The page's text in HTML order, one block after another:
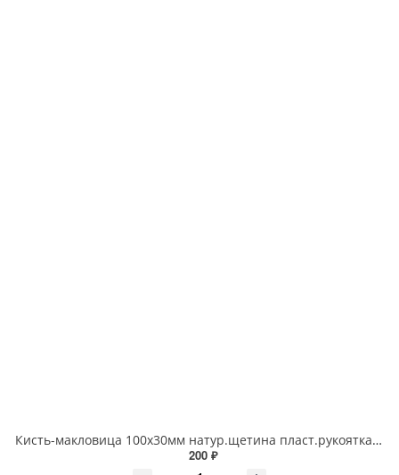
Кисть-макловица 100х30мм натур.щетина пласт.рукоятка БИБЕР
200 ₽